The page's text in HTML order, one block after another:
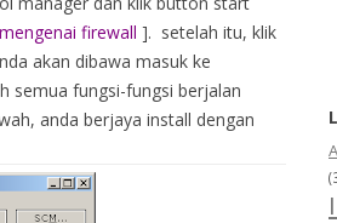
firewall ]. setelah itu, klik
akan dibawa masuk ke
semua fungsi-fungsi berjalan
anda berjaya install dengan